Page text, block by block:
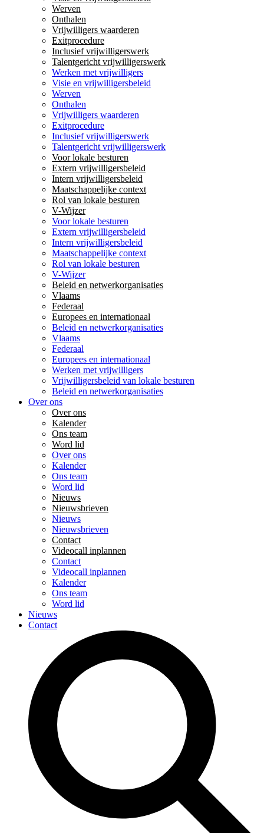
Werven
Onthalen
Vrijwilligers waarderen
Exitprocedure
Inclusief vrijwilligerswerk
Talentgericht vrijwilligerswerk
Werken met vrijwilligers
Visie en vrijwilligersbeleid
Werven
Onthalen
Vrijwilligers waarderen
Exitprocedure
Inclusief vrijwilligerswerk
Talentgericht vrijwilligerswerk
Voor lokale besturen
Extern vrijwilligersbeleid
Intern vrijwilligersbeleid
Maatschappelijke context
Rol van lokale besturen
V-Wijzer
Voor lokale besturen
Extern vrijwilligersbeleid
Intern vrijwilligersbeleid
Maatschappelijke context
Rol van lokale besturen
V-Wijzer
Beleid en netwerkorganisaties
Vlaams
Federaal
Europees en internationaal
Beleid en netwerkorganisaties
Vlaams
Federaal
Europees en internationaal
Werken met vrijwilligers
Vrijwilligersbeleid van lokale besturen
Beleid en netwerkorganisaties
Over ons
Over ons
Kalender
Ons team
Word lid
Over ons
Kalender
Ons team
Word lid
Nieuws
Nieuwsbrieven
Nieuws
Nieuwsbrieven
Contact
Videocall inplannen
Contact
Videocall inplannen
Kalender
Ons team
Word lid
Nieuws
Contact